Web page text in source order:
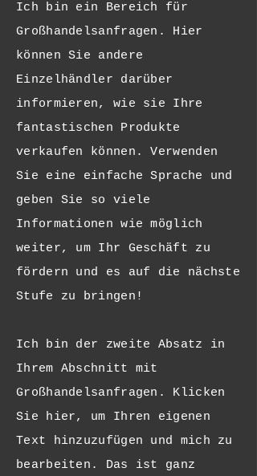
Ich bin ein Bereich für
Großhandelsanfragen. Hier
können Sie andere
Einzelhändler darüber
informieren, wie sie Ihre
fantastischen Produkte
verkaufen können. Verwenden
Sie eine einfache Sprache und
geben Sie so viele
Informationen wie möglich
weiter, um Ihr Geschäft zu
fördern und es auf die nächste
Stufe zu bringen!
Ich bin der zweite Absatz in
Ihrem Abschnitt mit
Großhandelsanfragen. Klicken
Sie hier, um Ihren eigenen
Text hinzuzufügen und mich zu
bearbeiten. Das ist ganz